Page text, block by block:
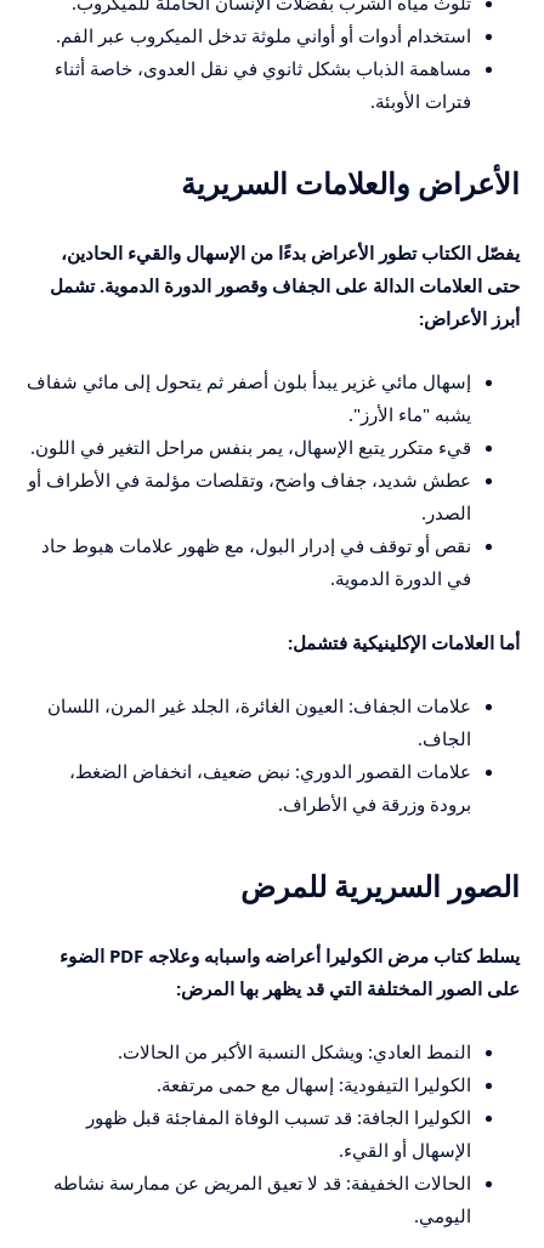
استخدام أدوات أو أواني ملوثة تدخل الميكروب عبر الفم.
مساهمة الذباب بشكل ثانوي في نقل العدوى، خاصة أثناء
فترات الأوبئة.
الأعراض والعلامات السريرية
يفصّل الكتاب تطور الأعراض بدءًا من الإسهال والقيء الحادين،
حتى العلامات الدالة على الجفاف وقصور الدورة الدموية. تشمل
أبرز الأعراض:
إسهال مائي غزير يبدأ بلون أصفر ثم يتحول إلى مائي شفاف
يشبه "ماء الأرز".
قيء متكرر يتبع الإسهال، يمر بنفس مراحل التغير في اللون.
عطش شديد، جفاف واضح، وتقلصات مؤلمة في الأطراف أو
الصدر.
نقص أو توقف في إدرار البول، مع ظهور علامات هبوط حاد
في الدورة الدموية.
أما العلامات الإكلينيكية فتشمل:
علامات الجفاف: العيون الغائرة، الجلد غير المرن، اللسان
الجاف.
علامات القصور الدوري: نبض ضعيف، انخفاض الضغط،
برودة وزرقة في الأطراف.
الصور السريرية للمرض
يسلط كتاب مرض الكوليرا أعراضه واسبابه وعلاجه PDF الضوء
على الصور المختلفة التي قد يظهر بها المرض:
النمط العادي: ويشكل النسبة الأكبر من الحالات.
الكوليرا التيفودية: إسهال مع حمى مرتفعة.
الكوليرا الجافة: قد تسبب الوفاة المفاجئة قبل ظهور
الإسهال أو القيء.
الحالات الخفيفة: قد لا تعيق المريض عن ممارسة نشاطه
اليومي.